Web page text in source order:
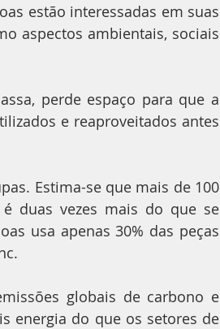
estão interessadas em suas
aspectos ambientais, sociais
perde espaço para que a
e reaproveitados antes
Estima-se que mais de 100
duas vezes mais do que se
usa apenas 30% das peças
globais de carbono e
energia do que os setores de